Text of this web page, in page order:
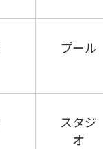
プール
スタジ
オ